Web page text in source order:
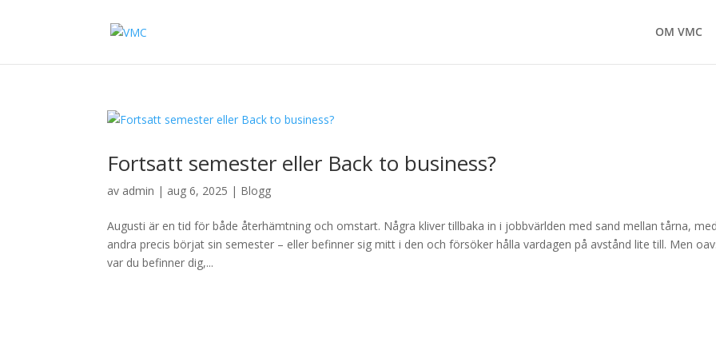
OM VMC
Fortsatt semester eller Back to business?
av admin | aug 6, 2025 | Blogg
Augusti är en tid för både återhämtning och omstart. Några kliver tillbaka in i jobbvärlden med sand mellan tårna,
andra precis börjat sin semester – eller befinner sig mitt i den och försöker hålla vardagen på avstånd lite till. Men
var du befinner dig,...